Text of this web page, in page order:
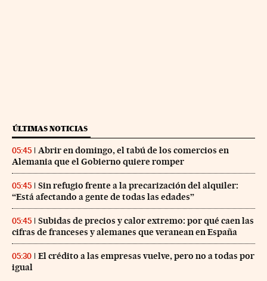
ÚLTIMAS NOTICIAS
05:45
Abrir en domingo, el tabú de los comercios en
Alemania que el Gobierno quiere romper
05:45
Sin refugio frente a la precarización del alquiler:
“Está afectando a gente de todas las edades”
05:45
Subidas de precios y calor extremo: por qué caen las
cifras de franceses y alemanes que veranean en España
05:30
El crédito a las empresas vuelve, pero no a todas por
igual